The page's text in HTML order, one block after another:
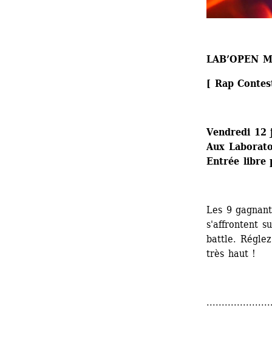
LAB’OPEN
[ Rap
Vendredi 12
Aux
Entrée libre
Les 9
s'affrontent
battle.
très haut !